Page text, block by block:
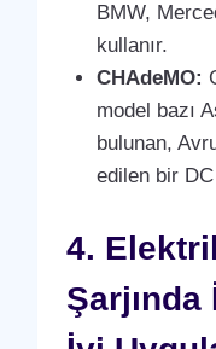
BMW,
kullanır.
CHAdeMO:
model bazı
bulunan,
edilen bir DC
4.
Şarjında